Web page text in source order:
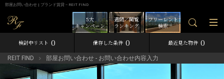
部屋お問い合わせ | ブランド賃貸－REIT FIND
フリーレント
検索
週間／閲覧
ランキング
5大
キャンペーン
検討中リスト 0 保存した条件 0 最近見た物件 0
REIT FIND 部屋お問い合わせ - お問い合わせ内容入力